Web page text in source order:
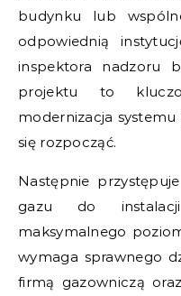
budynku lub
odpowiednią
inspektora nadzoru
projektu to
modernizacja
się rozpocząć.
Następnie
gazu do
maksymalnego
wymaga sprawnego
firmą gazowniczą